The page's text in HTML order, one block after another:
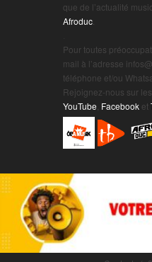
que de l’actualité
Afroduc
Pour toutes
mail à l’adresse
téléphone et/ou
Rejoignez-nous sur
YouTube Facebook et